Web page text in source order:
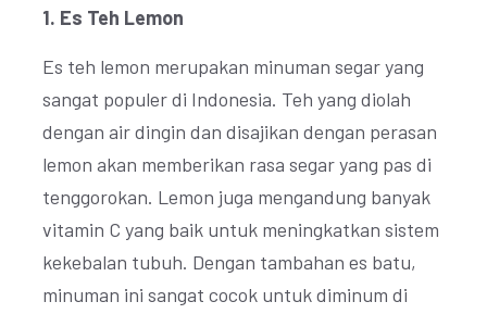
1. Es Teh Lemon
Es teh lemon merupakan minuman segar yang
sangat populer di Indonesia. Teh yang diolah
dengan air dingin dan disajikan dengan perasan
lemon akan memberikan rasa segar yang pas di
tenggorokan. Lemon juga mengandung banyak
vitamin C yang baik untuk meningkatkan sistem
kekebalan tubuh. Dengan tambahan es batu,
minuman ini sangat cocok untuk diminum di